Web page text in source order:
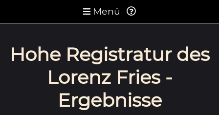
Menü
Hohe Registratur des
Lorenz Fries -
Ergebnisse